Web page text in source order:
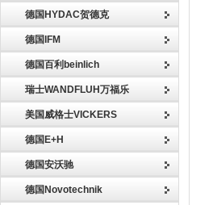
德国HYDAC贺德克
德国IFM
德国百利beinlich
瑞士WANDFLUH万福乐
美国威格士VICKERS
德国E+H
德国安沃驰
德国Novotechnik